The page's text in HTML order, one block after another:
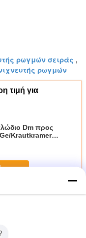
ρωγμών σειράς ,
ρωγμών
τιμή για
Dm προς
Krautkramer
μετατροπέων